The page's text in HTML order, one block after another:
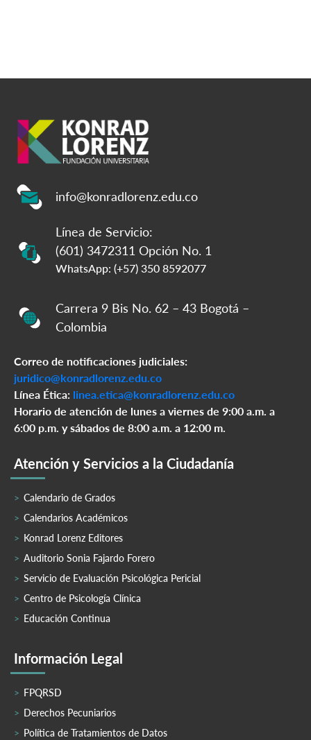
info@konradlorenz.edu.co
Línea de Servicio:
(601) 3472311 Opción No. 1
WhatsApp: (+57) 350 8592077
Carrera 9 Bis No. 62 – 43 Bogotá –
Colombia
Correo de notificaciones judiciales:
juridico@konradlorenz.edu.co
Línea Ética: linea.etica@konradlorenz.edu.co
Horario de atención de lunes a viernes de 9:00 a.m. a
6:00 p.m. y sábados de 8:00 a.m. a 12:00 m.
Atención y Servicios a la Ciudadanía
Calendario de Grados
Calendarios Académicos
Konrad Lorenz Editores
Auditorio Sonia Fajardo Forero
Servicio de Evaluación Psicológica Pericial
Centro de Psicología Clínica
Educación Continua
Información Legal
FPQRSD
Derechos Pecuniarios
Política de Tratamientos de Datos